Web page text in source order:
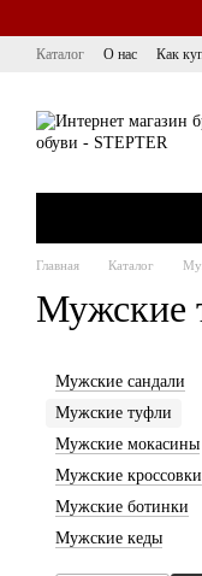
Каталог О нас Как
Главная Каталог
Мужские
Мужские сандали
Мужские туфли
Мужские мокасины
Мужские кроссовки
Мужские ботинки
Мужские кеды